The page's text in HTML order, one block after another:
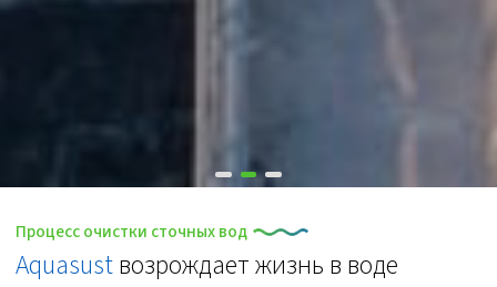
Процесс очистки сточных вод
Aquasustвозрождает жизнь в воде